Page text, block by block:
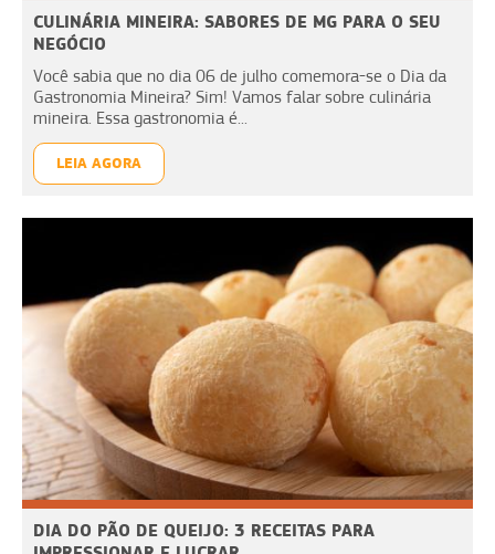
CULINÁRIA MINEIRA: SABORES DE MG PARA O SEU
NEGÓCIO
Você sabia que no dia 06 de julho comemora-se o Dia da
Gastronomia Mineira? Sim! Vamos falar sobre culinária
mineira. Essa gastronomia é...
LEIA AGORA
DIA DO PÃO DE QUEIJO: 3 RECEITAS PARA